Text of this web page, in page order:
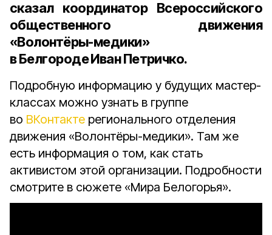
сказал координатор Всероссийского
общественного движения
«Волонтёры-медики»
в Белгороде Иван Петричко.
Подробную информацию у будущих мастер-
классах можно узнать в группе
во ВКонтакте регионального отделения
движения «Волонтёры-медики». Там же
есть информация о том, как стать
активистом этой организации. Подробности
смотрите в сюжете «Мира Белогорья».